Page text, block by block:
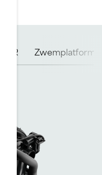
iBR Zwemplatform